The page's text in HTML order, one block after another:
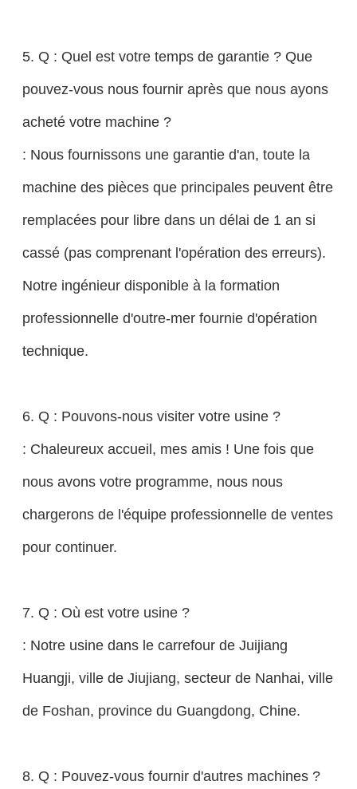
5. Q : Quel est votre temps de garantie ? Que
pouvez-vous nous fournir après que nous ayons
acheté votre machine ?
: Nous fournissons une garantie d'an, toute la
machine des pièces que principales peuvent être
remplacées pour libre dans un délai de 1 an si
cassé (pas comprenant l'opération des erreurs).
Notre ingénieur disponible à la formation
professionnelle d'outre-mer fournie d'opération
technique.
6. Q : Pouvons-nous visiter votre usine ?
: Chaleureux accueil, mes amis ! Une fois que
nous avons votre programme, nous nous
chargerons de l'équipe professionnelle de ventes
pour continuer.
7. Q : Où est votre usine ?
: Notre usine dans le carrefour de Juijiang
Huangji, ville de Jiujiang, secteur de Nanhai, ville
de Foshan, province du Guangdong, Chine.
8. Q : Pouvez-vous fournir d'autres machines ?